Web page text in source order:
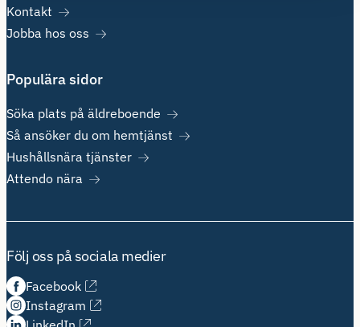
Kontakt
Jobba hos oss
Populära sidor
Söka plats på äldreboende
Så ansöker du om hemtjänst
Hushållsnära tjänster
Attendo nära
Följ oss på sociala medier
Facebook
Instagram